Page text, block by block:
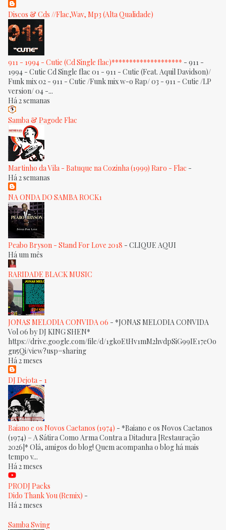
Discos & Cds //Flac,Wav, Mp3 (Alta Qualidade)
911 - 1994 - Cutie (Cd Single flac)******************** - 911 -
1994 - Cutie Cd Single flac 01 - 911 - Cutie (Feat. Aquil Davidson)/
Funk mix 02 - 911 - Cutie /Funk mix w-o Rap/ 03 - 911 - Cutie /LP
version/ 04 -...
Há 2 semanas
Samba & Pagode Flac
Martinho da Vila - Batuque na Cozinha (1999) Raro - Flac -
Há 2 semanas
NA ONDA DO SAMBA ROCK1
Peabo Bryson - Stand For Love 2018 - CLIQUE AQUI
Há um mês
RARIDADE BLACK MUSIC
JONAS MELODIA CONVIDA 06 - *JONAS MELODIA CONVIDA
Vol 06 by DJ KING SHEN*
https://drive.google.com/file/d/1gkoEtHv1mM2hvdpSiG99IE17eOo
gn5Qi/view?usp=sharing
Há 2 meses
DJ Dejota - 1
Baiano e os Novos Caetanos (1974) - *Baiano e os Novos Caetanos
(1974) – A Sátira Como Arma Contra a Ditadura [Restauração
2026]* Olá, amigos do blog! Quem acompanha o blog há mais
tempo v...
Há 2 meses
PRODJ Packs
Dido Thank You (Remix) -
Há 2 meses
Samba Swing